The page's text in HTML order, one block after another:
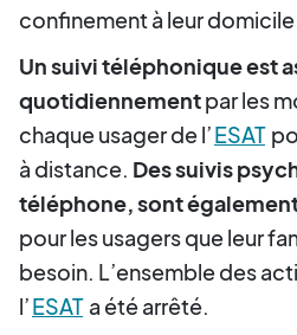
confinement à leur domicile.
Un suivi téléphonique est
quotidiennementpar les
chaque usager de l’ESAT
à distance. Des suivis
téléphone, sont
pour les usagers que leur
besoin. L’ensemble des
l’ESAT a été arrêté.